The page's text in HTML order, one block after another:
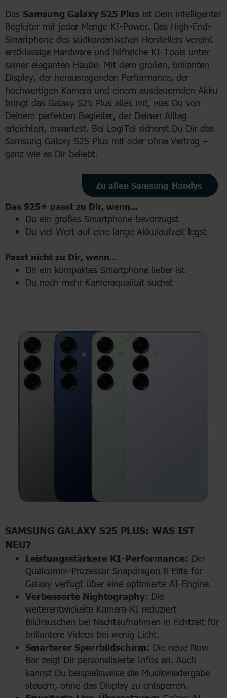
Das Samsung Galaxy S25 Plus ist Dein intelligenter
Begleiter mit jeder Menge KI-Power. Das High-End-
Smartphone des südkoreanischen Herstellers vereint
erstklassige Hardware und hilfreiche KI-Tools unter
seiner eleganten Haube. Mit dem großen, brillanten
Display, der herausragenden Performance, der
hochwertigen Kamera und einem ausdauernden Akku
bringt das Galaxy S25 Plus alles mit, was Du von
Deinem perfekten Begleiter, der Deinen Alltag
erleichtert, erwartest. Bei LogiTel sicherst Du Dir das
Samsung Galaxy S25 Plus mit oder ohne Vertrag –
ganz wie es Dir beliebt.
Zu allen Samsung-Handys
Das S25+ passt zu Dir, wenn...
Du ein großes Smartphone bevorzugst
Du viel Wert auf eine lange Akkulaufzeit legst
Passt nicht zu Dir, wenn...
Dir ein kompaktes Smartphone lieber ist
Du noch mehr Kameraqualität suchst
SAMSUNG GALAXY S25 PLUS: WAS IST
NEU?
Leistungsstärkere KI-Performance: Der
Qualcomm-Prozessor Snapdragon 8 Elite for
Galaxy verfügt über eine optimierte AI-Engine.
Verbesserte Nightography: Die
weiterentwickelte Kamera-KI reduziert
Bildrauschen bei Nachtaufnahmen in Echtzeit für
brillantere Videos bei wenig Licht.
Smarterer Sperrbildschirm: Die neue Now
Bar zeigt Dir personalisierte Infos an. Auch
kannst Du beispielsweise die Musikwiedergabe
steuern, ohne das Display zu entsperren.